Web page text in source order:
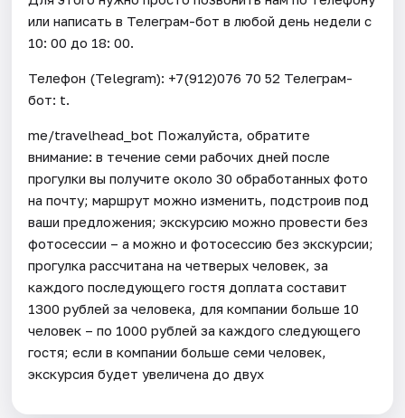
или написать в Телеграм-бот в любой день недели с
10: 00 до 18: 00.
Телефон (Telegram): +7(912)076 70 52 Телеграм-
бот: t.
me/travelhead_bot Пожалуйста, обратите
внимание: в течение семи рабочих дней после
прогулки вы получите около 30 обработанных фото
на почту; маршрут можно изменить, подстроив под
ваши предложения; экскурсию можно провести без
фотосессии – а можно и фотосессию без экскурсии;
прогулка рассчитана на четверых человек, за
каждого последующего гостя доплата составит
1300 рублей за человека, для компании больше 10
человек – по 1000 рублей за каждого следующего
гостя; если в компании больше семи человек,
экскурсия будет увеличена до двух